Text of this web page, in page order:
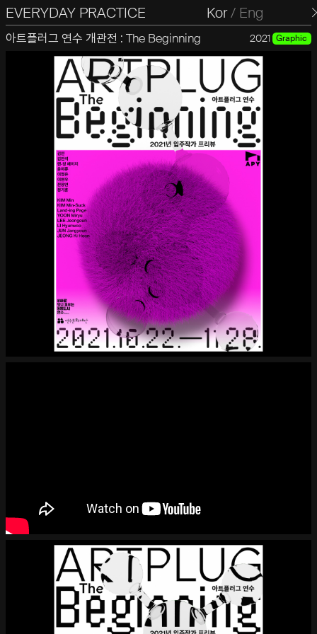
EVERYDAY PRACTICE
일상의실천 Kor/ Eng
아트플러그 연수 개관전 : The Beginning 2021 Graphic